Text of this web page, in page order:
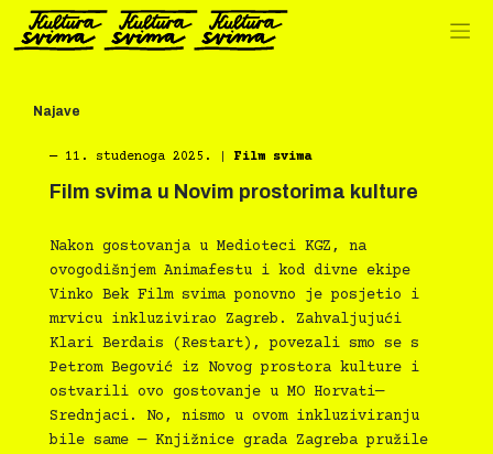
Preskoči
sadržaj
Najave
― 11. studenoga 2025. Film svima
Film svima u Novim prostorima kulture
Nakon gostovanja u Medioteci KGZ, na
ovogodišnjem Animafestu i kod divne ekipe
Vinko Bek Film svima ponovno je posjetio i
mrvicu inkluzivirao Zagreb. Zahvaljujući
Klari Berdais (Restart), povezali smo se s
Petrom Begović iz Novog prostora kulture i
ostvarili ovo gostovanje u MO Horvati—
Srednjaci. No, nismo u ovom inkluziviranju
bile same — Knjižnice grada Zagreba pružile